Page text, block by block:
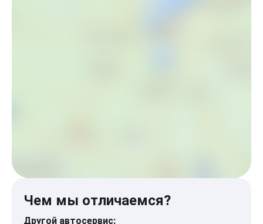
Чем мы отличаемся?
Другой автосервис: